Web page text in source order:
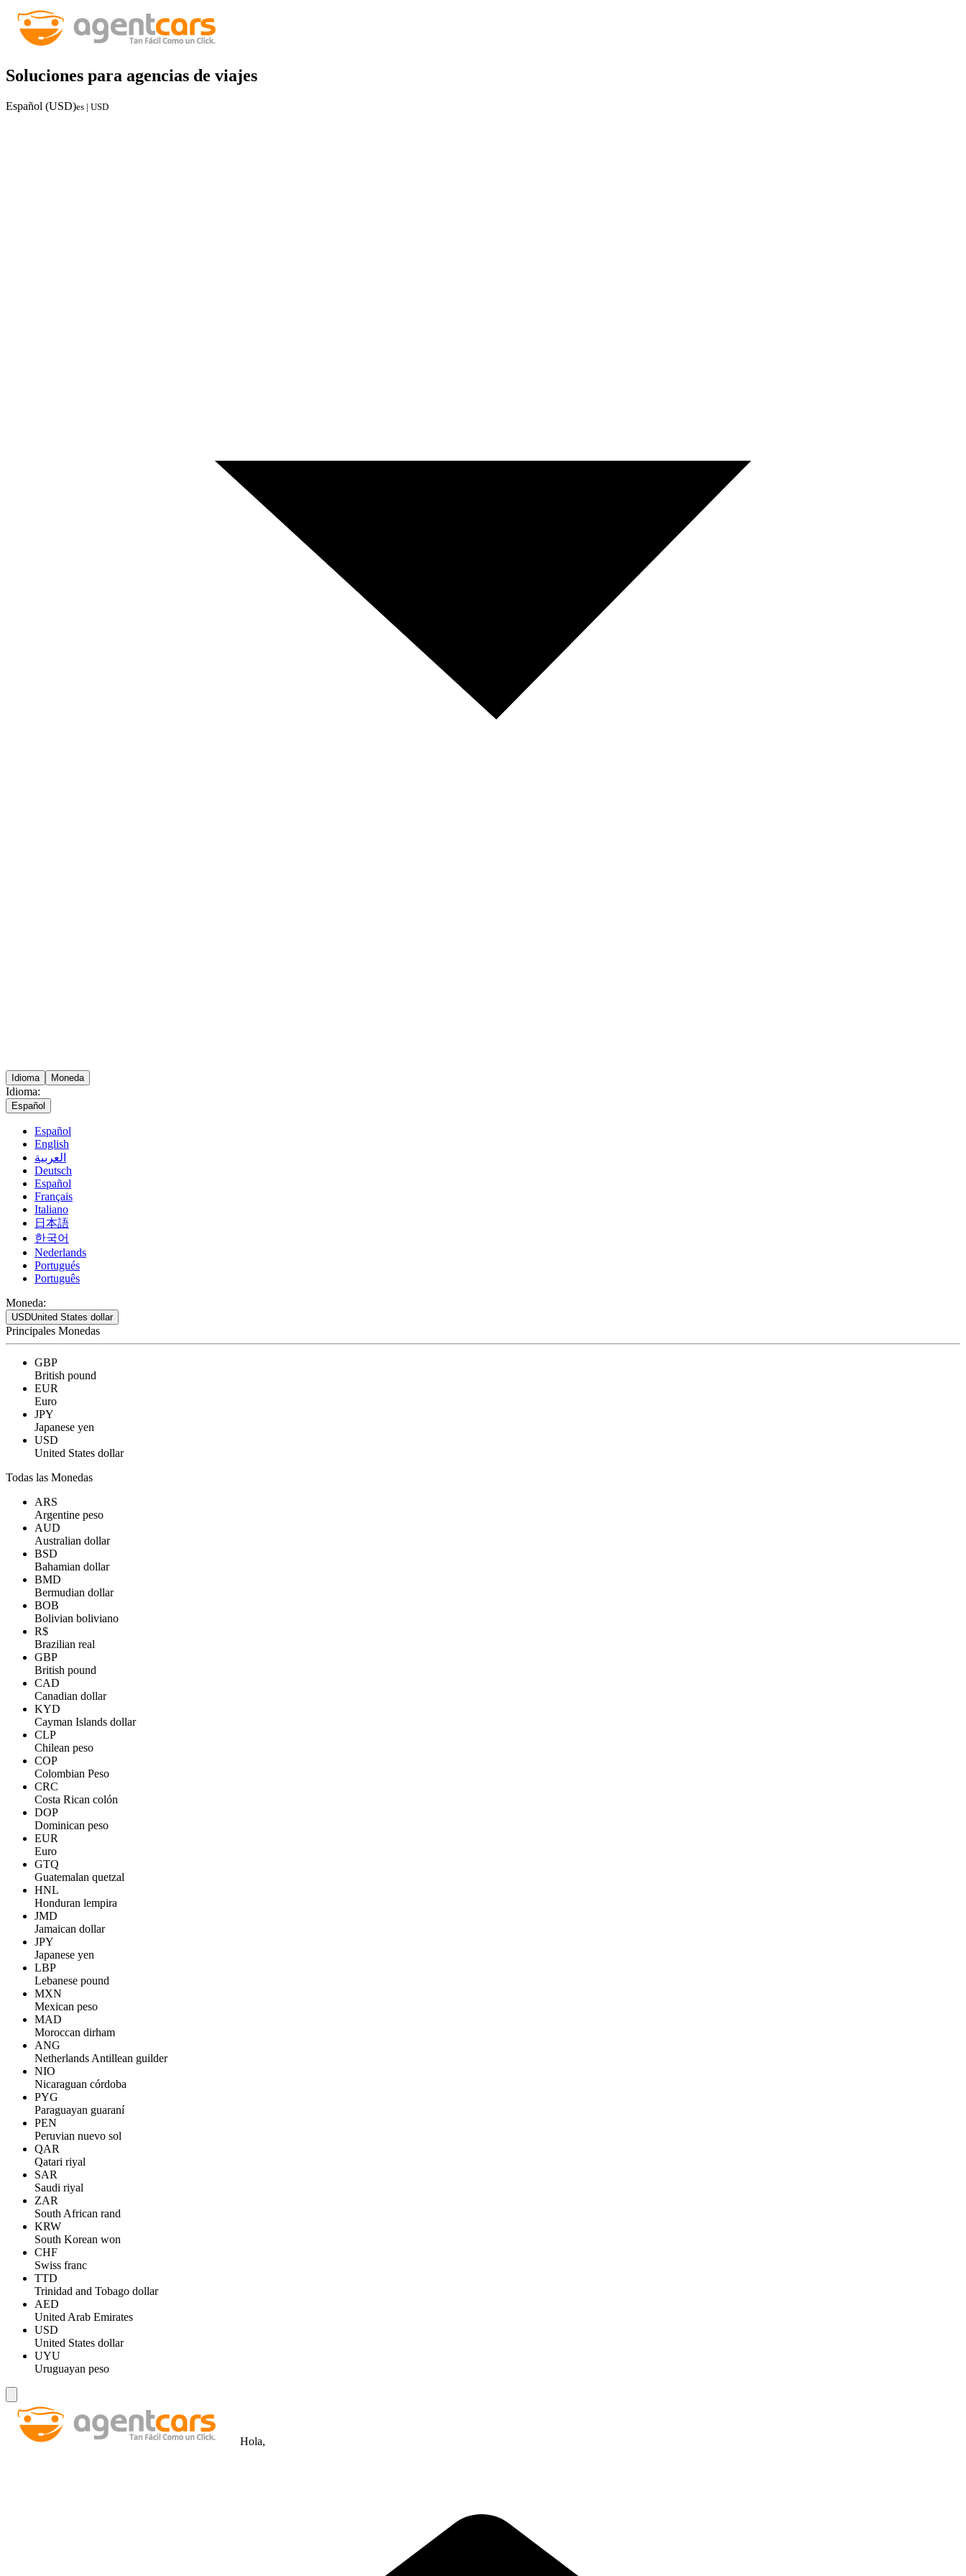
Soluciones para agencias de viajes
Español (USD)es | USD
Idioma Moneda
Idioma:
Español
Español
English
العربية
Deutsch
Español
Français
Italiano
日本語
한국어
Nederlands
Portugués
Português
Moneda:
USDUnited States dollar
Principales Monedas
GBP
British pound
EUR
Euro
JPY
Japanese yen
USD
United States dollar
Todas las Monedas
ARS
Argentine peso
AUD
Australian dollar
BSD
Bahamian dollar
BMD
Bermudian dollar
BOB
Bolivian boliviano
R$
Brazilian real
GBP
British pound
CAD
Canadian dollar
KYD
Cayman Islands dollar
CLP
Chilean peso
COP
Colombian Peso
CRC
Costa Rican colón
DOP
Dominican peso
EUR
Euro
GTQ
Guatemalan quetzal
HNL
Honduran lempira
JMD
Jamaican dollar
JPY
Japanese yen
LBP
Lebanese pound
MXN
Mexican peso
MAD
Moroccan dirham
ANG
Netherlands Antillean guilder
NIO
Nicaraguan córdoba
PYG
Paraguayan guaraní
PEN
Peruvian nuevo sol
QAR
Qatari riyal
SAR
Saudi riyal
ZAR
South African rand
KRW
South Korean won
CHF
Swiss franc
TTD
Trinidad and Tobago dollar
AED
United Arab Emirates
USD
United States dollar
UYU
Uruguayan peso
Hola,